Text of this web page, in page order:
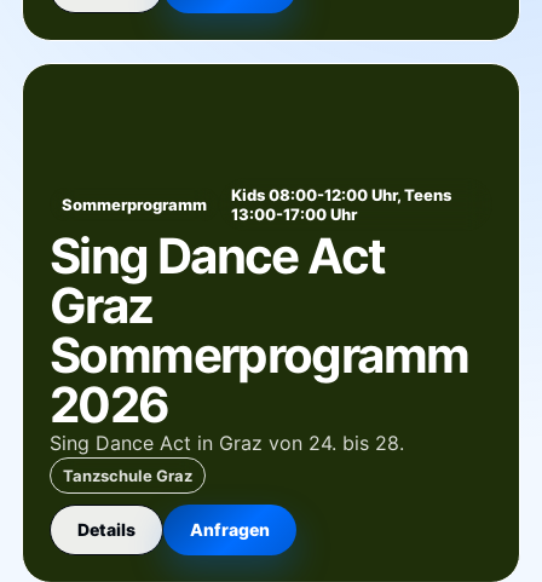
Sommerprogramm
Kids 08:00-12:00 Uhr, Teens
13:00-17:00 Uhr
Sing Dance Act
Graz
Sommerprogramm
2026
Sing Dance Act in Graz von 24. bis 28.
Tanzschule Graz
Details Anfragen